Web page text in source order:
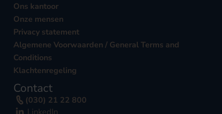
Ons kantoor
Onze mensen
Privacy statement
Algemene Voorwaarden / General Terms and
Conditions
Klachtenregeling
Contact
(030) 21 22 800